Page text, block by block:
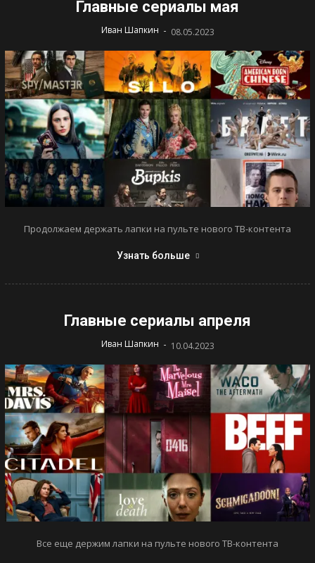
Главные сериалы мая
Иван Шапкин - 08.05.2023
Продолжаем держать лапки на пульте нового ТВ-контента
Узнать больше
Главные сериалы апреля
Иван Шапкин - 10.04.2023
Все еще держим лапки на пульте нового ТВ-контента